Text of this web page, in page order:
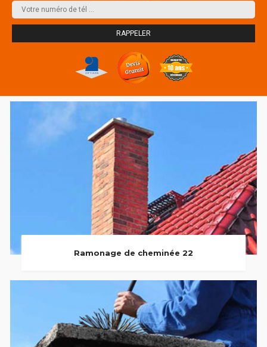
Ramonage de cheminée 22